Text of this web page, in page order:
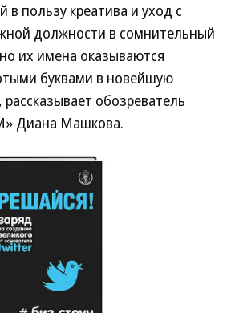
в пользу креатива и уход с
должности в сомнительный
их имена оказываются
буквами в новейшую
обозреватель
Диана Машкова.